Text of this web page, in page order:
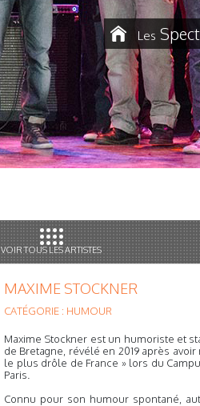
Les
VOIR TOUS LES ARTISTES
MAXIME STOCKNER
CATÉGORIE : HUMOUR
Maxime Stockner est un humoriste et
de Bretagne, révélé en 2019 après
le plus drôle de France » lors du
Paris.
Connu pour son humour spontané,